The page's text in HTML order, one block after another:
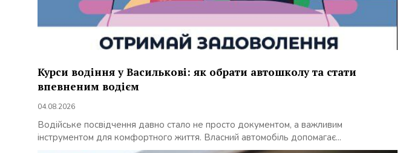
Курси водіння у Василькові: як обрати автошколу та стати
впевненим водієм
04.08.2026
Водійське посвідчення давно стало не просто документом, а важливим
інструментом для комфортного життя. Власний автомобіль допомагає...